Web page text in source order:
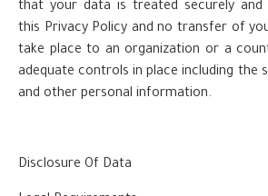
that your data is treated securely and
this Privacy Policy and no transfer of
take place to an organization or a
adequate controls in place including the
and other personal information.
Disclosure Of Data